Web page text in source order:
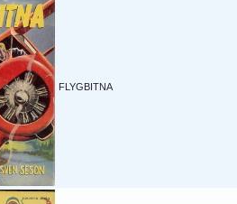
FLYGBITNA